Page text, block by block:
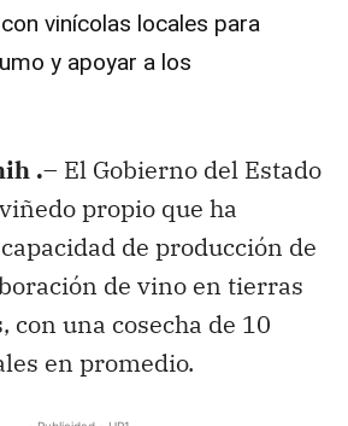
vinícolas locales para
y apoyar a los
.– El Gobierno del Estado
propio que ha
de producción de
de vino en tierras
con una cosecha de 10
en promedio.